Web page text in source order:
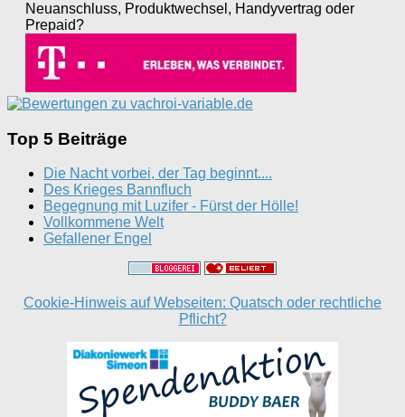
Neuanschluss, Produktwechsel, Handyvertrag oder
Prepaid?
Top 5 Beiträge
Die Nacht vorbei, der Tag beginnt....
Des Krieges Bannfluch
Begegnung mit Luzifer - Fürst der Hölle!
Vollkommene Welt
Gefallener Engel
Cookie-Hinweis auf Webseiten: Quatsch oder rechtliche
Pflicht?